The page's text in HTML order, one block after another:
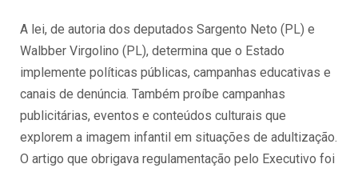
A lei, de autoria dos deputados Sargento Neto (PL) e
Walbber Virgolino (PL), determina que o Estado
implemente políticas públicas, campanhas educativas e
canais de denúncia. Também proíbe campanhas
publicitárias, eventos e conteúdos culturais que
explorem a imagem infantil em situações de adultização.
O artigo que obrigava regulamentação pelo Executivo foi